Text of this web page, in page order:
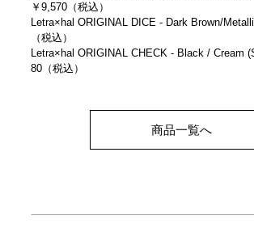
￥9,570（税込）
Letra×hal ORIGINAL DICE - Dark Brown/
（税込）
Letra×hal ORIGINAL CHECK - Black / Cream
80（税込）
商品一覧へ